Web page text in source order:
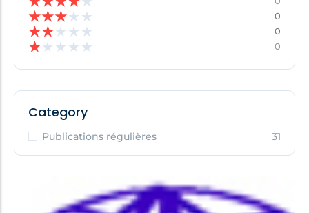
★★★★ ★ 0
★★★ ★ ★ 0
★★ ★ ★ ★ 0
Category
Publications régulières 31